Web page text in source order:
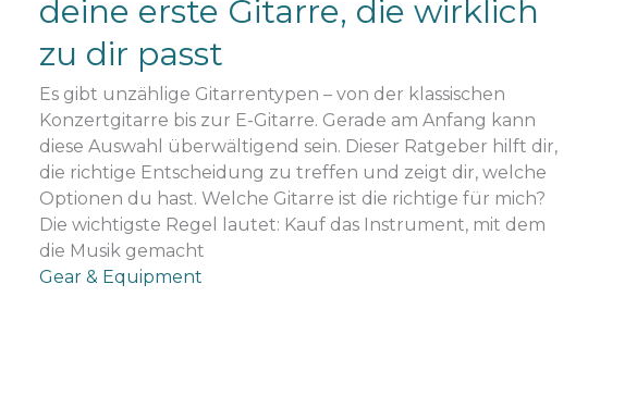
deine erste Gitarre, die wirklich
zu dir passt
Es gibt unzählige Gitarrentypen – von der klassischen
Konzertgitarre bis zur E-Gitarre. Gerade am Anfang kann
diese Auswahl überwältigend sein. Dieser Ratgeber hilft dir,
die richtige Entscheidung zu treffen und zeigt dir, welche
Optionen du hast. Welche Gitarre ist die richtige für mich?
Die wichtigste Regel lautet: Kauf das Instrument, mit dem
die Musik gemacht
Gear & Equipment